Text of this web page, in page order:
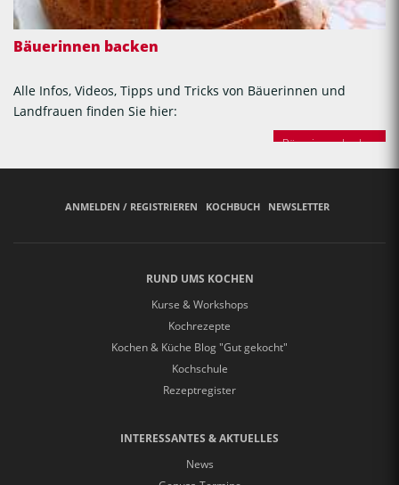
Bäuerinnen backen
Alle Infos, Videos, Tipps und Tricks von Bäuerinnen und
Landfrauen finden Sie hier:
Bäuerinnen backen
ANMELDEN / REGISTRIEREN KOCHBUCH NEWSLETTER
RUND UMS KOCHEN
Kurse & Workshops
Kochrezepte
Kochen & Küche Blog "Gut gekocht"
Kochschule
Rezeptregister
INTERESSANTES & AKTUELLES
News